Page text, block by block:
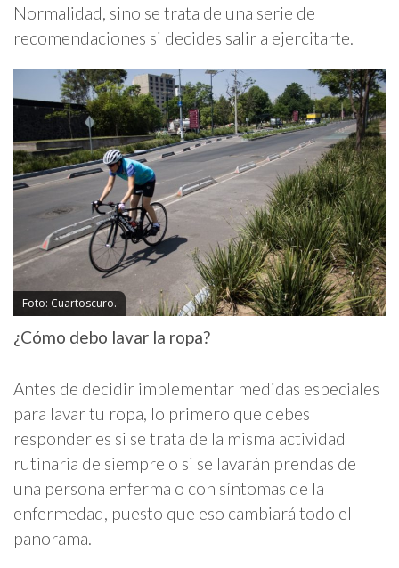
Normalidad, sino se trata de una serie de
recomendaciones si decides salir a ejercitarte.
Foto: Cuartoscuro.
¿Cómo debo lavar la ropa?
Antes de decidir implementar medidas especiales
para lavar tu ropa, lo primero que debes
responder es si se trata de la misma actividad
rutinaria de siempre o si se lavarán prendas de
una persona enferma o con síntomas de la
enfermedad, puesto que eso cambiará todo el
panorama.